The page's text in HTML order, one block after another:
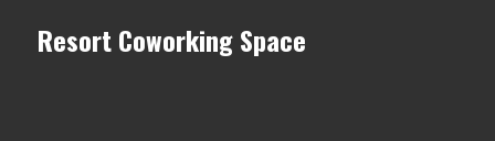
Resort Coworking Space